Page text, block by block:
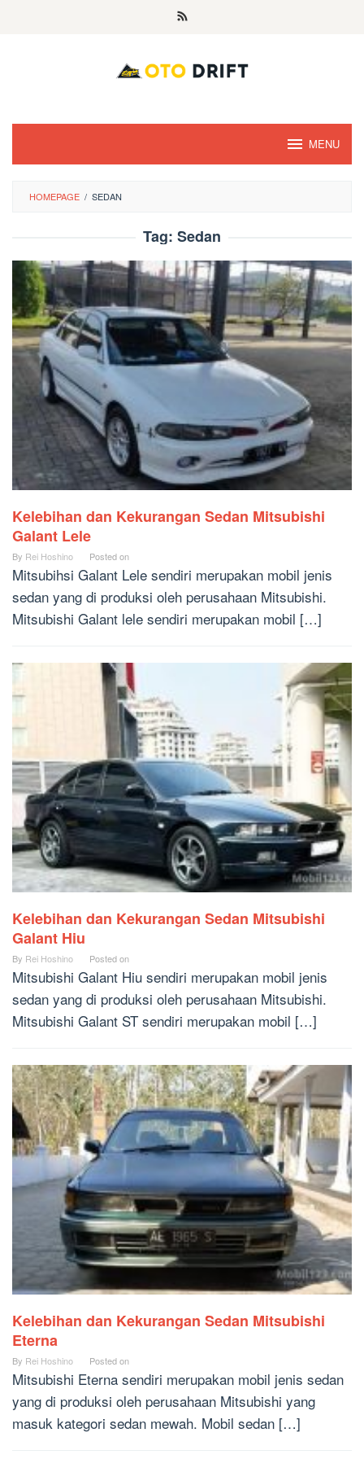
MENU
HOMEPAGE / SEDAN
Tag: Sedan
Kelebihan dan Kekurangan Sedan Mitsubishi
Galant Lele
By Rei Hoshino Posted on
Mitsubihsi Galant Lele sendiri merupakan mobil jenis
sedan yang di produksi oleh perusahaan Mitsubishi.
Mitsubishi Galant lele sendiri merupakan mobil […]
Kelebihan dan Kekurangan Sedan Mitsubishi
Galant Hiu
By Rei Hoshino Posted on
Mitsubishi Galant Hiu sendiri merupakan mobil jenis
sedan yang di produksi oleh perusahaan Mitsubishi.
Mitsubishi Galant ST sendiri merupakan mobil […]
Kelebihan dan Kekurangan Sedan Mitsubishi
Eterna
By Rei Hoshino Posted on
Mitsubishi Eterna sendiri merupakan mobil jenis sedan
yang di produksi oleh perusahaan Mitsubishi yang
masuk kategori sedan mewah. Mobil sedan […]